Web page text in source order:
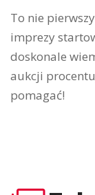
To nie
imprezy
doskonale
aukcji
pomagać!